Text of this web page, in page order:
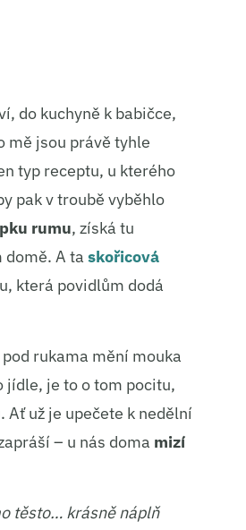
do kuchyně k babičce,
mě jsou právě tyhle
typ receptu, u kterého
pak v troubě vyběhlo
rumu, získá tu
domě. A ta skořicová
která povidlům dodá
rukama mění mouka
jídle, je to o tom pocitu,
už je upečete k nedělní
– u nás doma mizí
těsto… krásně náplň